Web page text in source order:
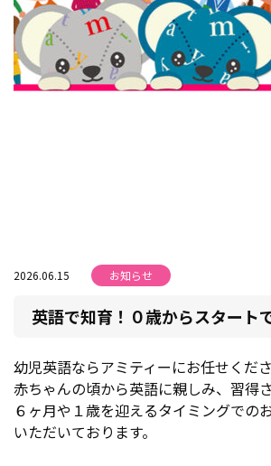
2026.06.15 お知らせ
英語で知育！０歳からスタート
幼児英語ならアミティーにお任せくだ
赤ちゃんの頃から英語に親しみ、習得
６ヶ月や１歳を迎えるタイミングでの
いただいております。